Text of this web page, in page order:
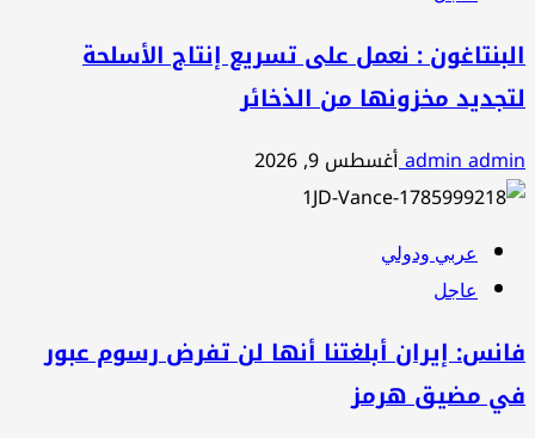
البنتاغون : نعمل على تسريع إنتاج الأسلحة
لتجديد مخزونها من الذخائر
admin adminأغسطس 9, 2026
عربي ودولي
عاجل
فانس: إيران أبلغتنا أنها لن تفرض رسوم عبور
في مضيق هرمز